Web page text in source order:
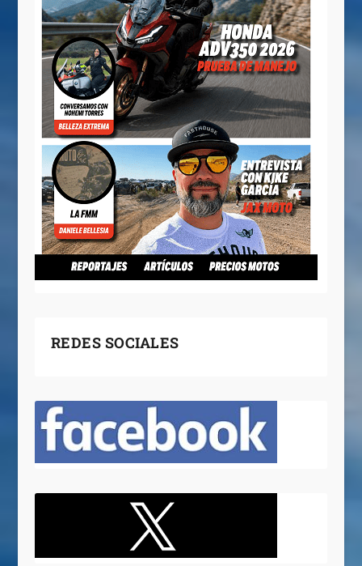
REDES SOCIALES